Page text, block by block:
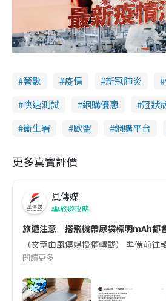
著數 疫情 新冠肺炎
快速測試
網購優惠 冠狀
衞生署
歐盟 網購平台
更多真實評價
風傳媒
旅遊攻略
旅遊注意｜搭飛機帶尿袋標明mAh都
（文章由風傳媒授權轉載） 準備前
閱讀更多